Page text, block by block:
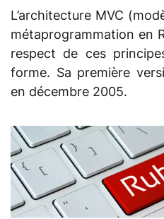
L’architecture MVC
métaprogrammation en
respect de ces
forme. Sa première
en décembre 2005.